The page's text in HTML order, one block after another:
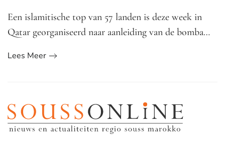
Een islamitische top van 57 landen is deze week in
Qatar georganiseerd naar aanleiding van de bomba…
Lees Meer